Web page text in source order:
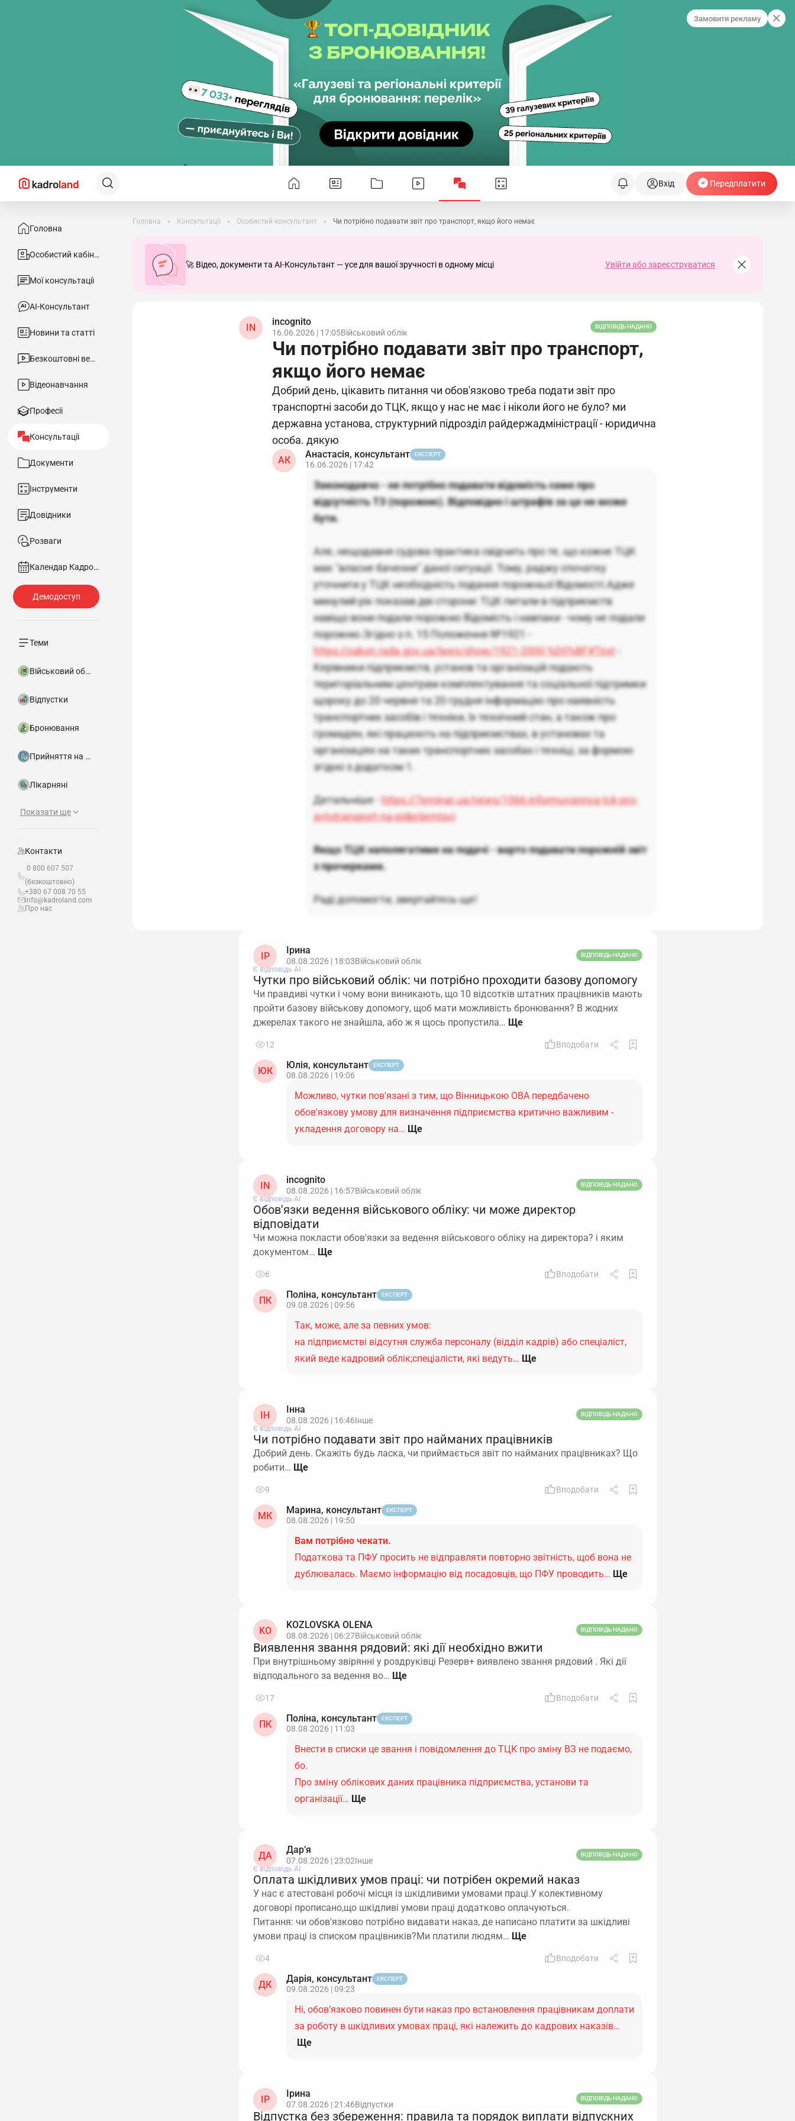
Замовити рекламу
Вхід Передплатити
Головна
Особистий кабінет
Мої консультації
АІ-Консультант
Новини та статті
Безкоштовні вебінари
Відеонавчання
Професії
Консультації
Документи
Інструменти
Довідники
Розваги
Календар Кадровика
Теми
Військовий облік
Відпустки
Бронювання
Прийняття на роботу
Лікарняні
Показати ще
Контакти
0 800 607 507
(безкоштовно)
+380 67 008 70 55
info@kadroland.com
Про нас
Головна Консультації Особистий консультант Чи потрібно подавати звіт про транспорт, якщо його немає
🚀 Відео, документи та AI-Консультант — усе для вашої зручності в одному місці Увійти або зареєструватися
IN
incognito
16.06.2026 | 17:05Військовий облік
ВІДПОВІДЬ НАДАНО
Чи потрібно подавати звіт про транспорт,
якщо його немає
Добрий день, цікавить питання чи обов'язково треба подати звіт про
транспортні засоби до ТЦК, якщо у нас не має і ніколи його не було? ми
державна установа, структурний підрозділ райдержадміністрації - юридична
особа. дякую
АК
Анастасія, консультант ЕКСПЕРТ
16.06.2026 | 17:42
Законодавчо - не потрібно подавати відомість саме про
відсутність ТЗ (порожню). Відповідно і штрафів за це не може
бути.
Але, нещодавня судова практика свідчить про те, що кожне ТЦК
має "власне бачення" даної ситуації. Тому, раджу спочатку
уточнити у ТЦК необхідність подання порожньої Відомості.Адже
минулий рік показав дві сторони: ТЦК питали в підприємств
навіщо вони подали порожню Відомість і навпаки - чому не подали
порожню.Згідно з п. 15 Положення №1921 -
https://zakon.rada.gov.ua/laws/show/1921-2000-%D0%BF#Text
Керівники підприємств, установ та організацій подають
територіальним центрам комплектування та соціальної підтримки
щороку до 20 червня та 20 грудня інформацію про наявність
транспортних засобів і техніки, їх технічний стан, а також про
громадян, які працюють на підприємствах, в установах та
організаціях на таких транспортних засобах і техніці, за формою
згідно з додатком 1.
Детальніше - https://7eminar.ua/news/1066-informuvannya-tck-pro-
avtotransport-na-pidprijemtsvi
Якщо ТЦК наполягатиме на подачі - варто подавати порожній звіт
з прочерками.
Раді допомогти, звертайтесь ще!
ІР
Ірина
08.08.2026 | 18:03Військовий облік
ВІДПОВІДЬ НАДАНО
Є відповідь АІ
Чутки про військовий облік: чи потрібно проходити базову допомогу
Чи правдиві чутки і чому вони виникають, що 10 відсотків штатних працівників мають
пройти базову військову допомогу, щоб мати можливість бронювання? В жодних
джерелах такого не знайшла, або ж я щось пропустила…
12 Вподобати
ЮК
Юлія, консультант ЕКСПЕРТ
08.08.2026 | 19:06
Можливо, чутки пов'язані з тим, що Вінницькою ОВА передбачено
обов'язкову умову для визначення підприємства критично важливим -
укладення договору на… Ще
IN
incognito
08.08.2026 | 16:57Військовий облік
ВІДПОВІДЬ НАДАНО
Є відповідь АІ
Обов'язки ведення військового обліку: чи може директор
відповідати
Чи можна покласти обов'язки за ведення військового обліку на директора? і яким
документом…
6 Вподобати
ПК
Поліна, консультант ЕКСПЕРТ
09.08.2026 | 09:56
Так, може, але за певних умов:
на підприємстві відсутня служба персоналу (відділ кадрів) або спеціаліст,
який веде кадровий облік;спеціалісти, які ведуть… Ще
ІН
Інна
08.08.2026 | 16:46Інше
ВІДПОВІДЬ НАДАНО
Є відповідь АІ
Чи потрібно подавати звіт про найманих працівників
Добрий день. Скажіть будь ласка, чи приймається звіт по найманих працівниках? Що
робити…
9 Вподобати
МК
Марина, консультант ЕКСПЕРТ
08.08.2026 | 19:50
Вам потрібно чекати.
Податкова та ПФУ просить не відправляти повторно звітність, щоб вона не
дублювалась. Маємо інформацію від посадовців, що ПФУ проводить… Ще
KO
KOZLOVSKA OLENA
08.08.2026 | 06:27Військовий облік
ВІДПОВІДЬ НАДАНО
Виявлення звання рядовий: які дії необхідно вжити
При внутрішньому звірянні у роздруківці Резерв+ виявлено звання рядовий . Які дії
відподального за ведення во…
17 Вподобати
ПК
Поліна, консультант ЕКСПЕРТ
08.08.2026 | 11:03
Внести в списки це звання і повідомлення до ТЦК про зміну ВЗ не подаємо,
бо.
Про зміну облікових даних працівника підприємства, установи та
організації… Ще
ДА
Дар’я
07.08.2026 | 23:02Інше
ВІДПОВІДЬ НАДАНО
Є відповідь АІ
Оплата шкідливих умов праці: чи потрібен окремий наказ
У нас є атестовані робочі місця із шкідливими умовами праці.У колективному
договорі прописано,що шкідливі умови праці додатково оплачуються.
Питання: чи обов'язково потрібно видавати наказ, де написано платити за шкідливі
умови праці із списком працівників?Ми платили людям…
4 Вподобати
ДК
Дарія, консультант ЕКСПЕРТ
09.08.2026 | 09:23
Ні, обов’язково повинен бути наказ про встановлення працівникам доплати
за роботу в шкідливих умовах праці, які належить до кадрових наказів…
Ще
ІР
Ірина
07.08.2026 | 21:46Відпустки
ВІДПОВІДЬ НАДАНО
Відпустка без збереження: правила та порядок виплати відпускних